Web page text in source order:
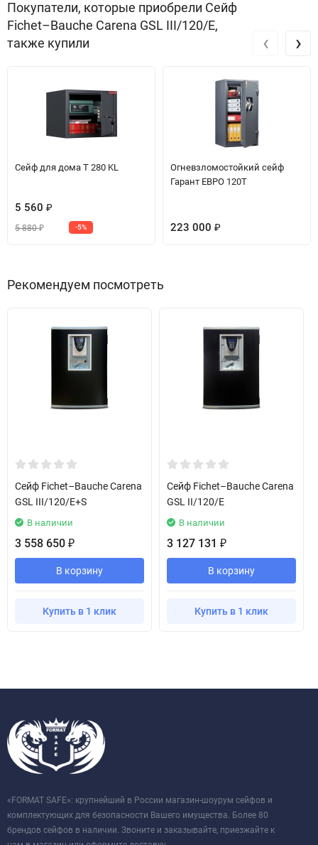
Покупатели, которые приобрели Сейф
Fichet–Bauche Carena GSL III/120/E,
также купили
Сейф для дома T 280 KL
5 560 ₽
5 880₽ -5%
Огневзломостойкий сейф
Гарант ЕВРО 120T
223 000 ₽
‹ ›
Рекомендуем посмотреть
Сейф Fichet–Bauche Carena
GSL III/120/E+S
В наличии
3 558 650 ₽
В корзину
Купить в 1 клик
Сейф Fichet–Bauche Carena
GSL II/120/E
В наличии
3 127 131 ₽
В корзину
Купить в 1 клик
«FORMAT SAFE»: крупнейший в России магазин-шоурум сейфов и
комплектующих для безопасности Вашего имущества. Более 80
брендов сейфов в наличии. Звоните и заказывайте, приезжайте к